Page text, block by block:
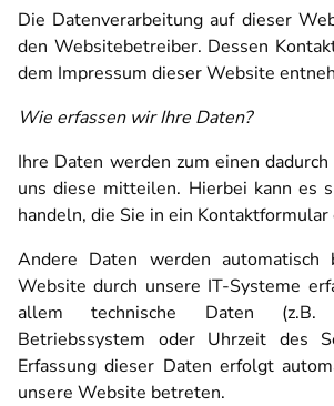
Die Datenverarbeitung auf dieser
den Websitebetreiber. Dessen
dem Impressum dieser Website
Wie erfassen wir Ihre Daten?
Ihre Daten werden zum einen
uns diese mitteilen. Hierbei kann es
handeln, die Sie in ein Kontaktformular
Andere Daten werden automatisch
Website durch unsere IT-Systeme
allem technische Daten (z.B.
Betriebssystem oder Uhrzeit des
Erfassung dieser Daten erfolgt
unsere Website betreten.